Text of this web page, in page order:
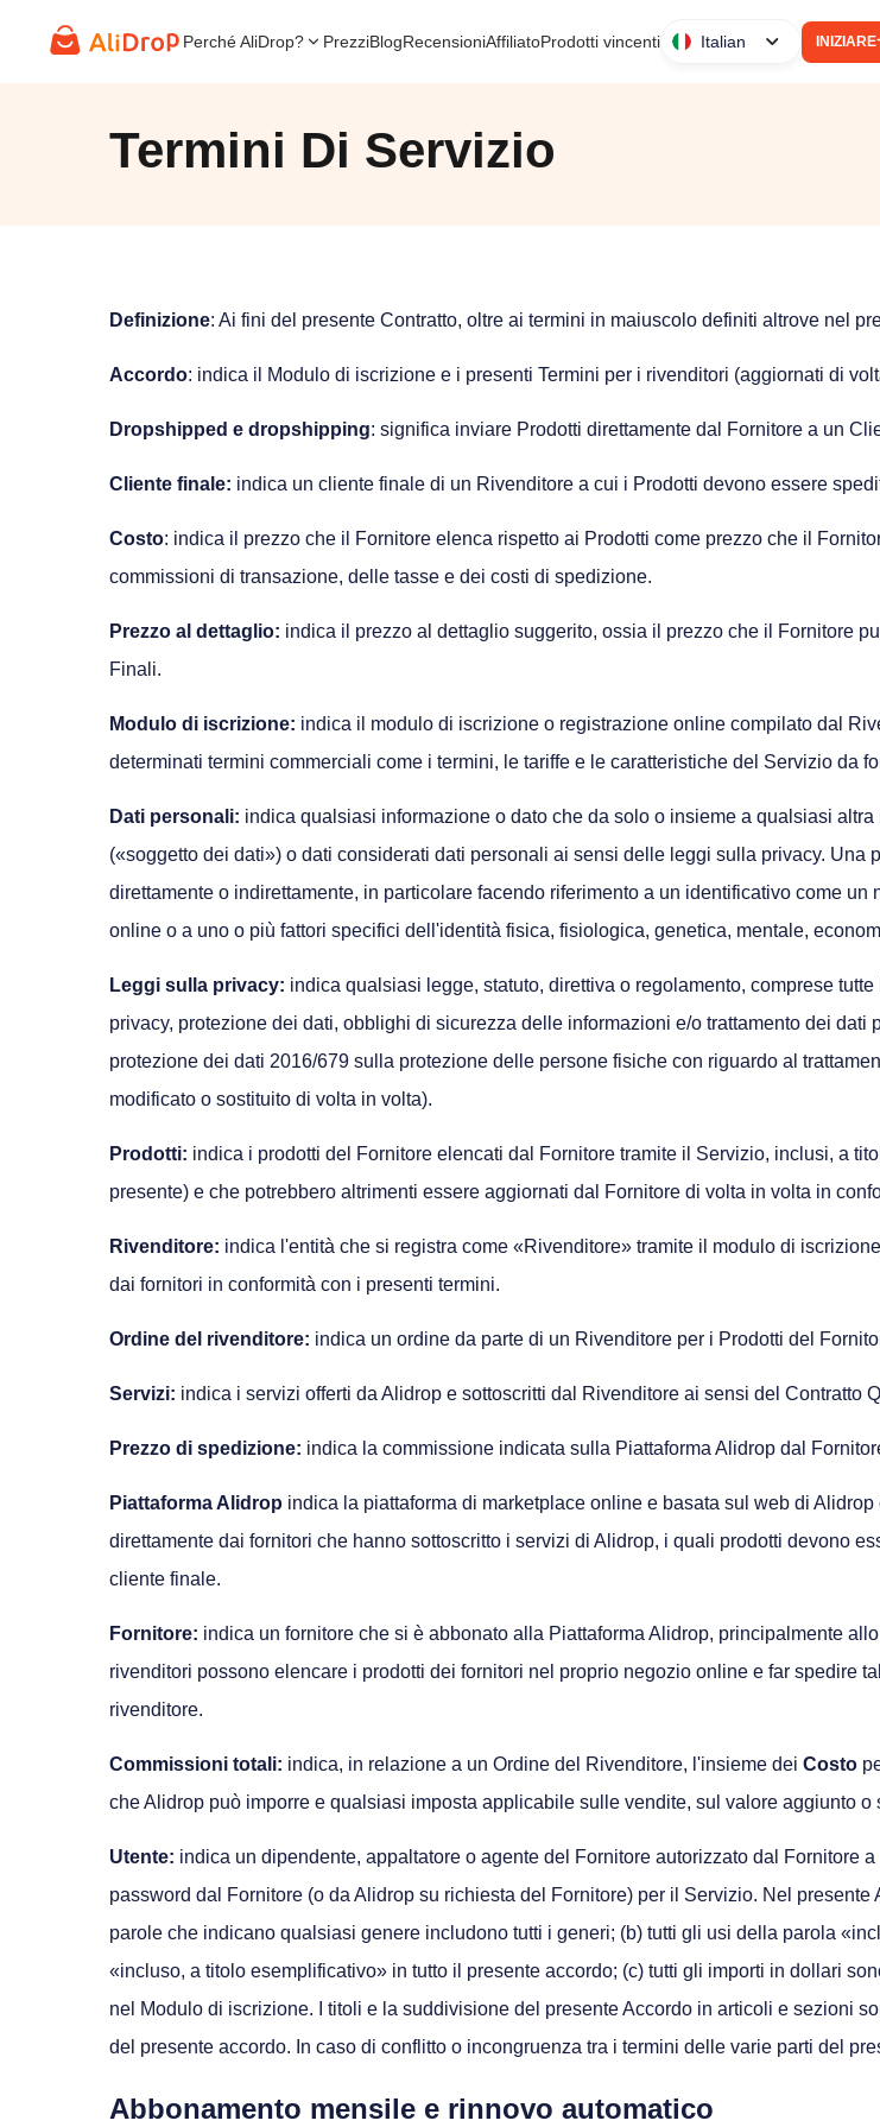
Perché AliDrop? PrezziBlogRecensioniAffiliatoProdotti vincenti Italian INIZIARE
Termini Di Servizio
Definizione: Ai fini del presente Contratto, oltre ai termini in maiuscolo definiti altrove nel
Accordo: indica il Modulo di iscrizione e i presenti Termini per i rivenditori (aggiornati di
Dropshipped e dropshipping: significa inviare Prodotti direttamente dal Fornitore a un
Cliente finale: indica un cliente finale di un Rivenditore a cui i Prodotti devono essere
Costo: indica il prezzo che il Fornitore elenca rispetto ai Prodotti come prezzo che il
commissioni di transazione, delle tasse e dei costi di spedizione.
Prezzo al dettaglio: indica il prezzo al dettaglio suggerito, ossia il prezzo che il Fornitore
Finali.
Modulo di iscrizione: indica il modulo di iscrizione o registrazione online compilato dal
determinati termini commerciali come i termini, le tariffe e le caratteristiche del Servizio da
Dati personali: indica qualsiasi informazione o dato che da solo o insieme a qualsiasi
(«soggetto dei dati») o dati considerati dati personali ai sensi delle leggi sulla privacy.
direttamente o indirettamente, in particolare facendo riferimento a un identificativo come
online o a uno o più fattori specifici dell'identità fisica, fisiologica, genetica, mentale,
Leggi sulla privacy: indica qualsiasi legge, statuto, direttiva o regolamento, comprese
privacy, protezione dei dati, obblighi di sicurezza delle informazioni e/o trattamento dei
protezione dei dati 2016/679 sulla protezione delle persone fisiche con riguardo al
modificato o sostituito di volta in volta).
Prodotti: indica i prodotti del Fornitore elencati dal Fornitore tramite il Servizio, inclusi, a
presente) e che potrebbero altrimenti essere aggiornati dal Fornitore di volta in volta in
Rivenditore: indica l'entità che si registra come «Rivenditore» tramite il modulo di
dai fornitori in conformità con i presenti termini.
Ordine del rivenditore: indica un ordine da parte di un Rivenditore per i Prodotti del
Servizi: indica i servizi offerti da Alidrop e sottoscritti dal Rivenditore ai sensi del Contratto
Prezzo di spedizione: indica la commissione indicata sulla Piattaforma Alidrop dal
Piattaforma Alidrop indica la piattaforma di marketplace online e basata sul web di
direttamente dai fornitori che hanno sottoscritto i servizi di Alidrop, i quali prodotti devono
cliente finale.
Fornitore: indica un fornitore che si è abbonato alla Piattaforma Alidrop, principalmente
rivenditori possono elencare i prodotti dei fornitori nel proprio negozio online e far spedire
rivenditore.
Commissioni totali: indica, in relazione a un Ordine del Rivenditore, l'insieme dei Costo
che Alidrop può imporre e qualsiasi imposta applicabile sulle vendite, sul valore aggiunto o
Utente: indica un dipendente, appaltatore o agente del Fornitore autorizzato dal Fornitore
password dal Fornitore (o da Alidrop su richiesta del Fornitore) per il Servizio. Nel
parole che indicano qualsiasi genere includono tutti i generi; (b) tutti gli usi della parola
«incluso, a titolo esemplificativo» in tutto il presente accordo; (c) tutti gli importi in dollari
nel Modulo di iscrizione. I titoli e la suddivisione del presente Accordo in articoli e sezioni
del presente accordo. In caso di conflitto o incongruenza tra i termini delle varie parti del
Abbonamento mensile e rinnovo automatico